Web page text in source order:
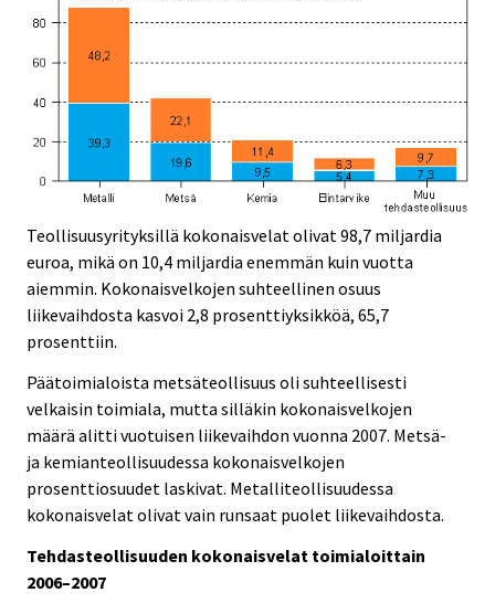
Teollisuusyrityksillä kokonaisvelat olivat 98,7 miljardia
euroa, mikä on 10,4 miljardia enemmän kuin vuotta
aiemmin. Kokonaisvelkojen suhteellinen osuus
liikevaihdosta kasvoi 2,8 prosenttiyksikköä, 65,7
prosenttiin.
Päätoimialoista metsäteollisuus oli suhteellisesti
velkaisin toimiala, mutta silläkin kokonaisvelkojen
määrä alitti vuotuisen liikevaihdon vuonna 2007. Metsä-
ja kemianteollisuudessa kokonaisvelkojen
prosenttiosuudet laskivat. Metalliteollisuudessa
kokonaisvelat olivat vain runsaat puolet liikevaihdosta.
Tehdasteollisuuden kokonaisvelat toimialoittain
2006–2007